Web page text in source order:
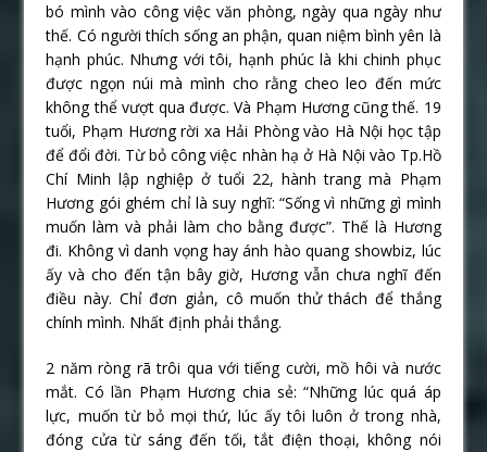
bó mình vào công việc văn phòng, ngày qua ngày như
thế. Có người thích sống an phận, quan niệm bình yên là
hạnh phúc. Nhưng với tôi, hạnh phúc là khi chinh phục
được ngọn núi mà mình cho rằng cheo leo đến mức
không thể vượt qua được. Và Phạm Hương cũng thế. 19
tuổi, Phạm Hương rời xa Hải Phòng vào Hà Nội học tập
để đổi đời. Từ bỏ công việc nhàn hạ ở Hà Nội vào Tp.Hồ
Chí Minh lập nghiệp ở tuổi 22, hành trang mà Phạm
Hương gói ghém chỉ là suy nghĩ: “Sống vì những gì mình
muốn làm và phải làm cho bằng được”. Thế là Hương
đi. Không vì danh vọng hay ánh hào quang showbiz, lúc
ấy và cho đến tận bây giờ, Hương vẫn chưa nghĩ đến
điều này. Chỉ đơn giản, cô muốn thử thách để thắng
chính mình. Nhất định phải thắng.
2 năm ròng rã trôi qua với tiếng cười, mồ hôi và nước
mắt. Có lần Phạm Hương chia sẻ: “Những lúc quá áp
lực, muốn từ bỏ mọi thứ, lúc ấy tôi luôn ở trong nhà,
đóng cửa từ sáng đến tối, tắt điện thoại, không nói